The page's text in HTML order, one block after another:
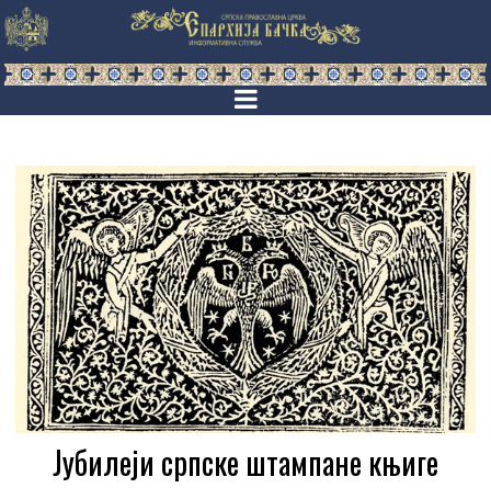
Јубилеји српске штампане књиге